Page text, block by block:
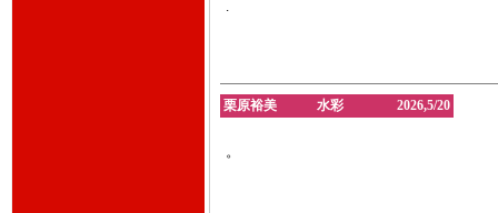
.
栗原裕美 水彩 2026,5/20
。